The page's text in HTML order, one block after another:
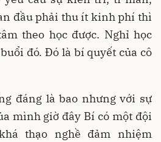
đầu phải thu ít kinh phí thì
theo học được. Nghỉ học
đó. Đó là bí quyết của cô
đáng là bao nhưng với sự
mình giờ đây Bí có một đội
thạo nghề đảm nhiệm